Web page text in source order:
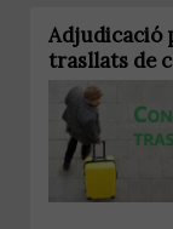
Adjudicació
trasllats de